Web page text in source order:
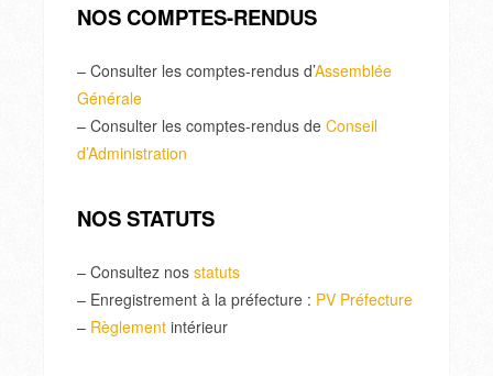
NOS COMPTES-RENDUS
– Consulter les comptes-rendus d’Assemblée
Générale
– Consulter les comptes-rendus de Conseil
d’Administration
NOS STATUTS
– Consultez nos statuts
– Enregistrement à la préfecture : PV Préfecture
– Règlement intérieur